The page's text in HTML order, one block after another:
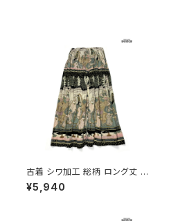
古着 シワ加工 総柄 ロング丈 ス
カート 茶 (btu2604008)
¥5,940